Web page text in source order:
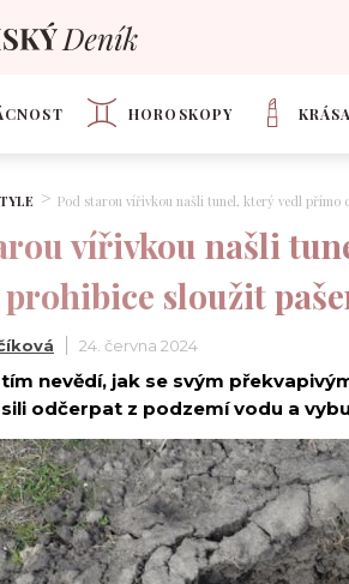
HOROSKOPY KRÁSA
Pod starou vířivkou našli tunel, který vedl přímo
vířivkou našli
prohibice sloužit
24. června 2024
nevědí, jak se svým
odčerpat z podzemí vodu a